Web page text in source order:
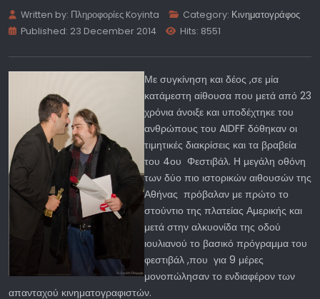
Written by: Πληροφορίες Koyinta Category: Κινηματογράφος
Published: 23 December 2014
Hits: 8551
Με συγκίνηση και δέος ,σε μία
κατάμεστη αίθουσα που μετά από 23
χρόνια άνοιξε και υποδέχτηκε του
ανθρώπους του AIDFF δόθηκαν οι
τιμητικές διακρίσεις και τα βραβεία
του 4ου Φεστιβάλ. Η μεγάλη οθόνη
των δύο πιο ιστορικών αιθουσών της
Αθήνας πρόβαλαν με πρώτο το
στούντιο της πλατείας Αμερικής και
μετά στην αλκυονίδα της οδού
ιουλιανού το βασικό πρόγραμμα του
φεστιβάλ ,που για 9 μέρες
μονοπώλησαν το ενδιαφέρον των
απανταχού κινηματογραφιστών.